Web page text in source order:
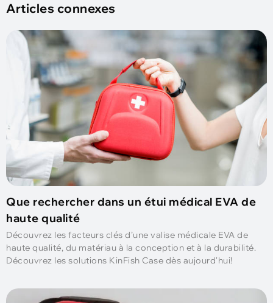
Articles connexes
Que rechercher dans un étui médical EVA de
haute qualité
Découvrez les facteurs clés d’une valise médicale EVA de
haute qualité, du matériau à la conception et à la durabilité.
Découvrez les solutions KinFish Case dès aujourd'hui!